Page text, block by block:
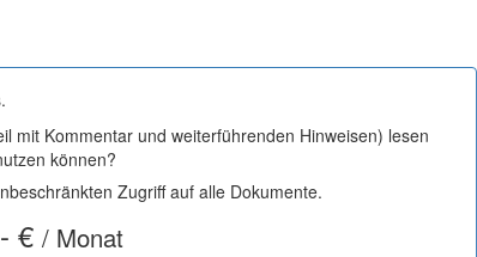
mit Kommentar und weiterführenden Hinweisen) lesen
können?
Zugriff auf alle Dokumente.
€ / Monat